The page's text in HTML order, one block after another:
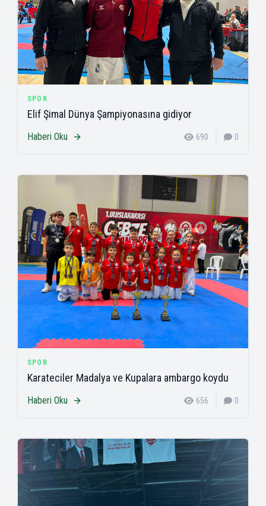
SPOR
Elif Şimal Dünya Şampiyonasına gidiyor
Haberi Oku 690 0
SPOR
Karateciler Madalya ve Kupalara ambargo koydu
Haberi Oku 656 0